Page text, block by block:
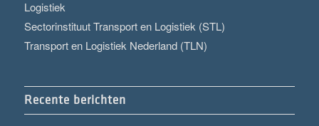
Logistiek
Sectorinstituut Transport en Logistiek (STL)
Transport en Logistiek Nederland (TLN)
Recente berichten